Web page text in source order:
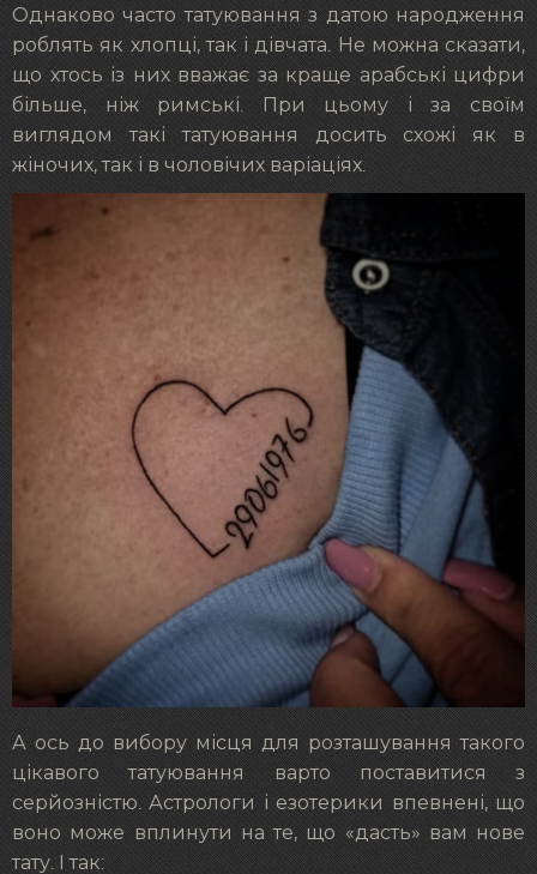
Однаково часто татуювання з датою народження
роблять як хлопці, так і дівчата. Не можна сказати,
що хтось із них вважає за краще арабські цифри
більше, ніж римські. При цьому і за своїм
виглядом такі татуювання досить схожі як в
жіночих, так і в чоловічих варіаціях.
А ось до вибору місця для розташування такого
цікавого татуювання варто поставитися з
серйозністю. Астрологи і езотерики впевнені, що
воно може вплинути на те, що «дасть» вам нове
тату. І так: